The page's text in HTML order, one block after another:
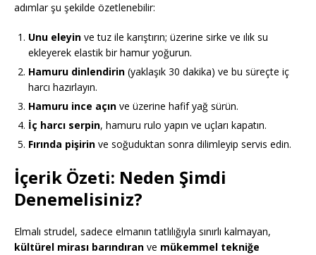
adımlar şu şekilde özetlenebilir:
Unu eleyin ve tuz ile karıştırın; üzerine sirke ve ılık su
ekleyerek elastik bir hamur yoğurun.
Hamuru dinlendirin (yaklaşık 30 dakika) ve bu süreçte iç
harcı hazırlayın.
Hamuru ince açın ve üzerine hafif yağ sürün.
İç harcı serpin, hamuru rulo yapın ve uçları kapatın.
Fırında pişirin ve soğuduktan sonra dilimleyip servis edin.
İçerik Özeti: Neden Şimdi
Denemelisiniz?
Elmalı strudel, sadece elmanın tatlılığıyla sınırlı kalmayan,
kültürel mirası barındıran ve mükemmel tekniğe